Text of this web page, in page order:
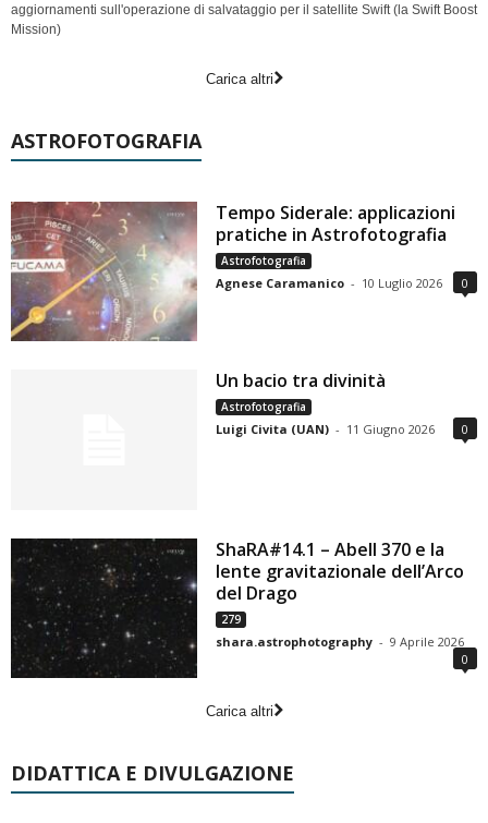
aggiornamenti sull'operazione di salvataggio per il satellite Swift (la Swift Boost
Mission)
Carica altri
ASTROFOTOGRAFIA
Tempo Siderale: applicazioni
pratiche in Astrofotografia
Astrofotografia
Agnese Caramanico - 10 Luglio 2026 0
Un bacio tra divinità
Astrofotografia
Luigi Civita (UAN) - 11 Giugno 2026 0
ShaRA#14.1 – Abell 370 e la
lente gravitazionale dell’Arco
del Drago
279
shara.astrophotography - 9 Aprile 2026
0
Carica altri
DIDATTICA E DIVULGAZIONE